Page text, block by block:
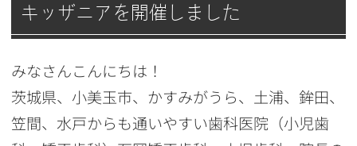
キッザニアを開催しました
みなさんこんにちは！
茨城県、小美玉市、かすみがうら、土浦、鉾田、
笠間、水戸からも通いやすい歯科医院（小児歯